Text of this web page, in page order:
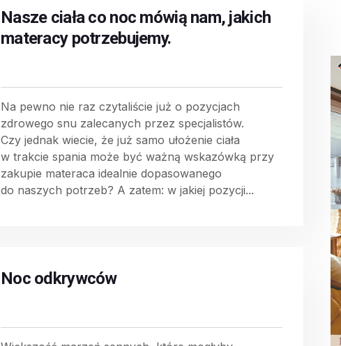
Nasze ciała co noc mówią nam, jakich
materacy potrzebujemy.
Na pewno nie raz czytaliście już o pozycjach
zdrowego snu zalecanych przez specjalistów.
Czy jednak wiecie, że już samo ułożenie ciała
w trakcie spania może być ważną wskazówką przy
zakupie materaca idealnie dopasowanego
do naszych potrzeb? A zatem: w jakiej pozycji...
Noc odkrywców